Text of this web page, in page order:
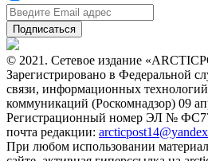
© 2021. Сетевое издание
Зарегистрировано в Федеральной
связи, информационных
коммуникаций (Роскомнадзор) 09
Регистрационный номер ЭЛ №
почта редакции:
При любом использовании